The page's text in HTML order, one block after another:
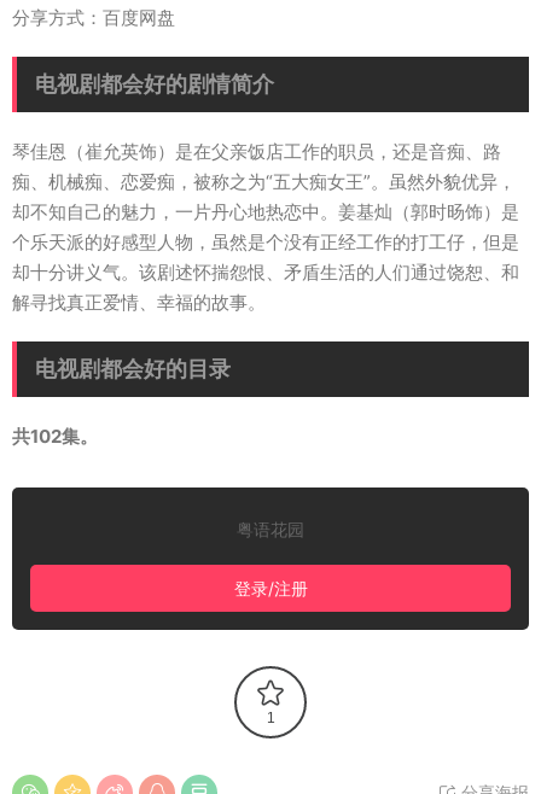
分享方式：百度网盘
电视剧都会好的剧情简介
琴佳恩（崔允英饰）是在父亲饭店工作的职员，还是音痴、路
痴、机械痴、恋爱痴，被称之为“五大痴女王”。虽然外貌优异，
却不知自己的魅力，一片丹心地热恋中。姜基灿（郭时旸饰）是
个乐天派的好感型人物，虽然是个没有正经工作的打工仔，但是
却十分讲义气。该剧述怀揣怨恨、矛盾生活的人们通过饶恕、和
解寻找真正爱情、幸福的故事。
电视剧都会好的目录
共102集。
粤语花园
登录/注册
1